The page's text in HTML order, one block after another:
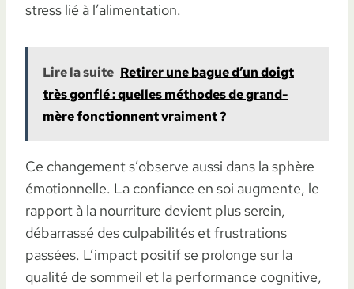
stress lié à l’alimentation.
Lire la suite Retirer une bague d’un doigt
très gonflé : quelles méthodes de grand-
mère fonctionnent vraiment ?
Ce changement s’observe aussi dans la sphère
émotionnelle. La confiance en soi augmente, le
rapport à la nourriture devient plus serein,
débarrassé des culpabilités et frustrations
passées. L’impact positif se prolonge sur la
qualité de sommeil et la performance cognitive,